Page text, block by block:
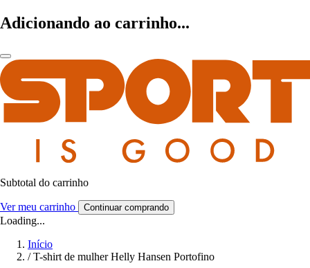
Adicionando ao carrinho...
Subtotal do carrinho
Ver meu carrinho Continuar comprando
Loading...
Início
/ T-shirt de mulher Helly Hansen Portofino